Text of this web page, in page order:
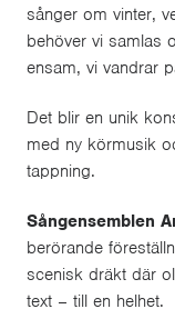
sånger om vinter,
behöver vi samlas
ensam, vi vandrar
Det blir en unik
med ny körmusik
tappning.
Sångensemblen
berörande
scenisk dräkt där
text – till en helhet.